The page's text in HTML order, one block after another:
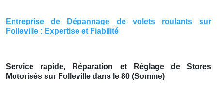
Entreprise de Dépannage de volets roulants sur
Folleville : Expertise et Fiabilité
Service rapide, Réparation et Réglage de Stores
Motorisés sur Folleville dans le 80 (Somme)